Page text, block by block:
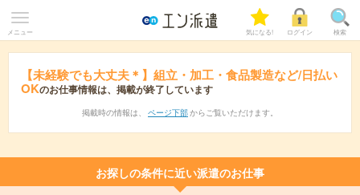
メニュー 気になる! ログイン 検索
【未経験でも大丈夫＊】組立・加工・食品製造など/日払い
OKのお仕事情報は、掲載が終了しています
掲載時の情報は、 ページ下部 からご覧いただけます。
お探しの条件に近い派遣のお仕事